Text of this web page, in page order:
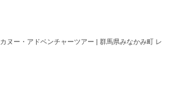
カヌー・アドベンチャーツアー | 群馬県みなかみ町 レ